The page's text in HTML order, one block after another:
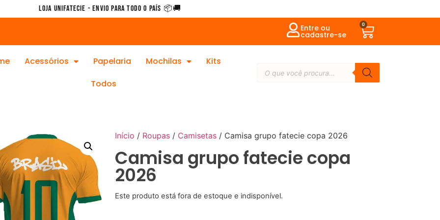
Loja Unifatecie - Envio para todo o país 📦🚚
Entre ou
cadastre-se
0
Acessórios Papelaria Mochilas
Kits
Todos
Início / Roupas / Camisetas / Camisa grupo fatecie copa 2026
Camisa grupo fatecie copa
2026
Este produto está fora de estoque e indisponível.